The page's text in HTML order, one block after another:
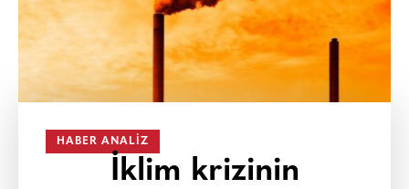
HABER ANALIZ
İklim krizinin